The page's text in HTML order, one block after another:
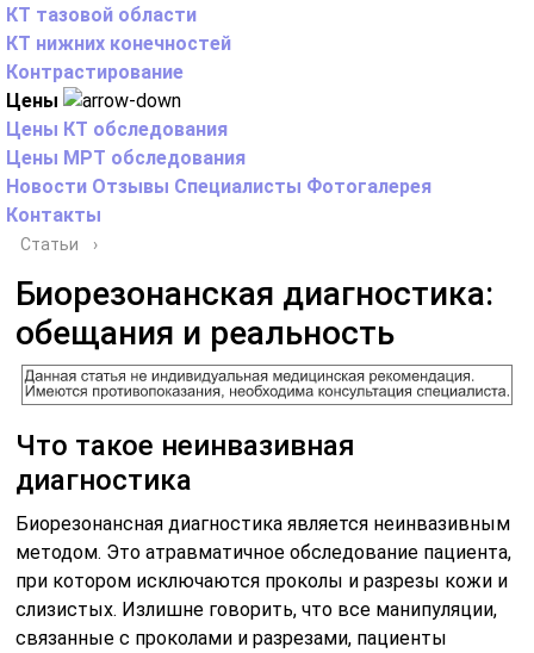
КТ тазовой области
КТ нижних конечностей
Контрастирование
Цены
Цены КТ обследования
Цены МРТ обследования
Новости Отзывы Специалисты Фотогалерея
Контакты
Статьи ›
Биорезонанская диагностика:
обещания и реальность
Что такое неинвазивная
диагностика
Биорезонансная диагностика является неинвазивным
методом. Это атравматичное обследование пациента,
при котором исключаются проколы и разрезы кожи и
слизистых. Излишне говорить, что все манипуляции,
связанные с проколами и разрезами, пациенты